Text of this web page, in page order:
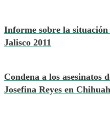
Informe sobre la situación
Jalisco 2011
Condena a los asesinatos
Josefina Reyes en